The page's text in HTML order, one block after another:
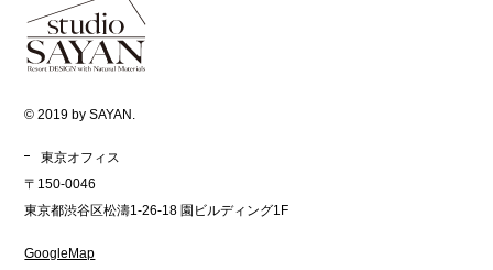
© 2019 by SAYAN.
東京オフィス
〒150-0046
東京都渋谷区松濤1-26-18 園ビルディング1F
GoogleMap